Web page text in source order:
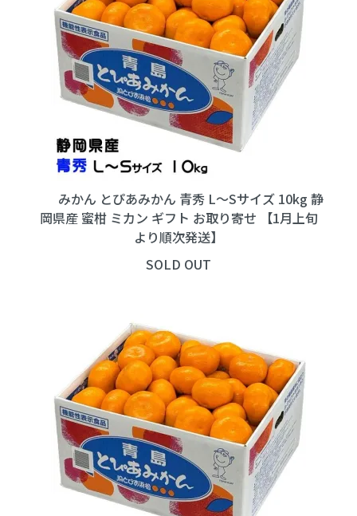
みかん とぴあみかん 青秀 L～Sサイズ 10kg 静
岡県産 蜜柑 ミカン ギフト お取り寄せ 【1月上旬
より順次発送】
SOLD OUT